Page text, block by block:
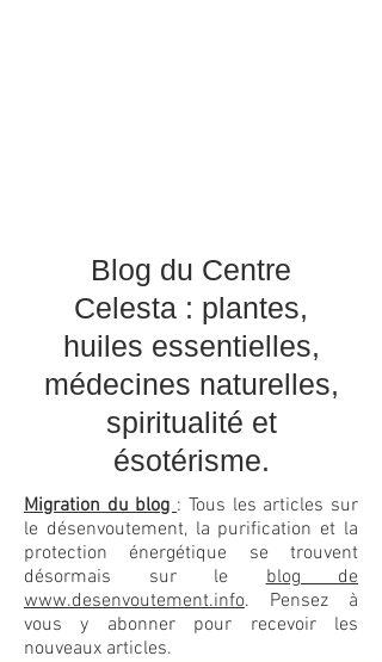
Blog du Centre
Celesta : plantes,
huiles essentielles,
médecines naturelles,
spiritualité et
ésotérisme.
Migration du blog: Tous les articles sur
le désenvoutement, la purification et la
protection énergétique se trouvent
désormais sur leblog de
www.desenvoutement.info. Pensez à
vous y abonner pour recevoir les
nouveaux articles.